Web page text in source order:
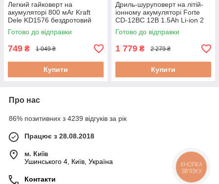
Легкий гайковерт на
акумуляторі 800 мАг Kraft
Dele KD1576 бездротовий
гайковерт акумуляторний
Готово до відправки
749 ₴ 1 049 ₴
Купити
Дриль-шуруповерт на літій-
іонному акумуляторі Forte
CD-12BC 12В 1.5Аh Li-ion 2
акумулятора шурупокрут в
кейсі
Готово до відправки
1 779 ₴ 2 279 ₴
Купити
Про нас
86% позитивних з 4239 відгуків за рік
Працює з 28.08.2018
м. Київ
Ушинського 4, Київ, Україна
Контакти
КНОПКА
ЗВ'ЯЗКУ